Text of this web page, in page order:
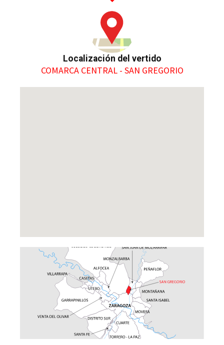
Localización del vertido
COMARCA CENTRAL - SAN GREGORIO